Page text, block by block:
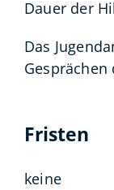
Dauer der
Das
Fristen
keine